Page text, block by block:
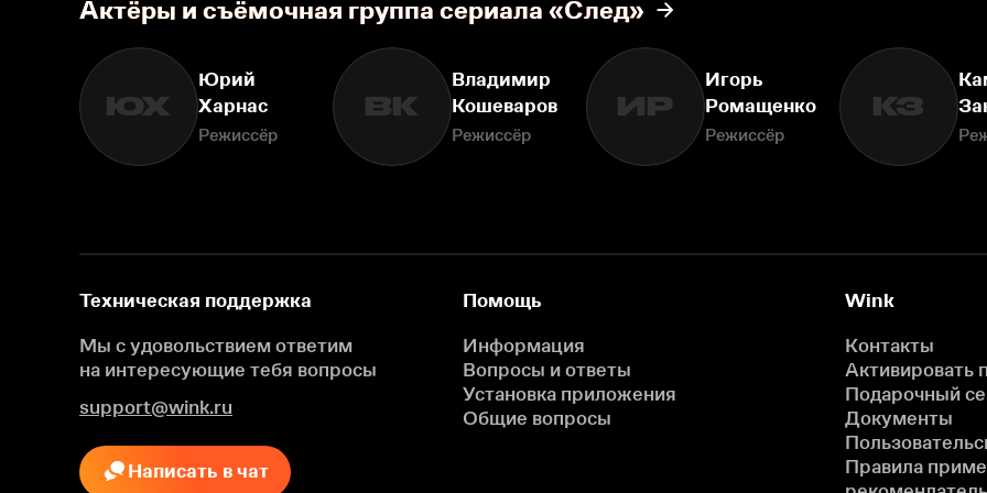
Актёры и съёмочная группа сериала «След»
ЮХ
Юрий
Харнас
Режиссёр
ВК
Владимир
Кошеваров
Режиссёр
ИР
Игорь
Ромащенко
Режиссёр
КЗ
Техническая поддержка
Мы с удовольствием ответим
на интересующие тебя вопросы
support@wink.ru
Написать в чат
Помощь
Информация
Вопросы и ответы
Установка приложения
Общие вопросы
Wink
Контакты
Активировать
Подарочный
Документы
Правила